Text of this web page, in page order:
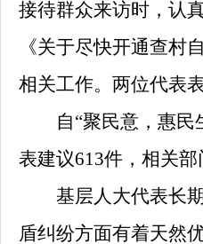
接待群众来访时，认
《关于尽快开通查
相关工作。两位代表
自“聚民意，惠民生
表建议613件，相关
基层人大代表长期
盾纠纷方面有着天然